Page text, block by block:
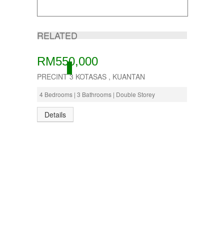
RELATED
ACTIVE
RM550,000
PRECINT 3 KOTASAS , KUANTAN
4 Bedrooms | 3 Bathrooms | Double Storey
Details